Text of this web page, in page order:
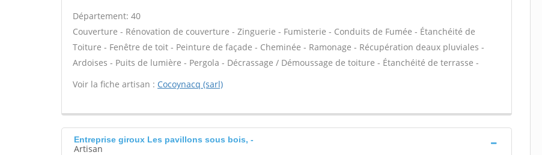
Département: 40
Couverture - Rénovation de couverture - Zinguerie - Fumisterie - Conduits de Fumée - Étanchéité de
Toiture - Fenêtre de toit - Peinture de façade - Cheminée - Ramonage - Récupération deaux pluviales -
Ardoises - Puits de lumière - Pergola - Décrassage / Démoussage de toiture - Étanchéité de terrasse -
Voir la fiche artisan : Cocoynacq (sarl)
Entreprise giroux Les pavillons sous bois, -
Artisan